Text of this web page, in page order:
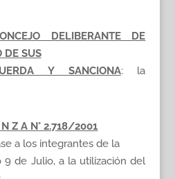
DELIBERANTE DE
DE SUS
Y SANCIONA: la
Z A N° 2.718/2001
a los integrantes de la
de Julio, a la utilización del